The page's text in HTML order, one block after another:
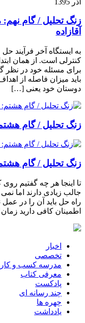
زنگ تحلیل / گام
آقازاده
به ایستگاه آخر فرآیند
کنترلی است. از همان
برای مسئله خود در نظر
باید میزان فاصله از
دوستان خود یعنی […]
زنگ تحلیل / گام
زنگ تحلیل / گام
تا اینجا هر چه گفتیم روی
جالب زیادی دارند اما نمی
راه حل باید آن را در عمل
اطمینان کافی دارید
اخبار
تخصصی
مدرسه کسب و کار
معرفی کتاب
پادکست
چند رسانه ای
چهره ها
یادداشت